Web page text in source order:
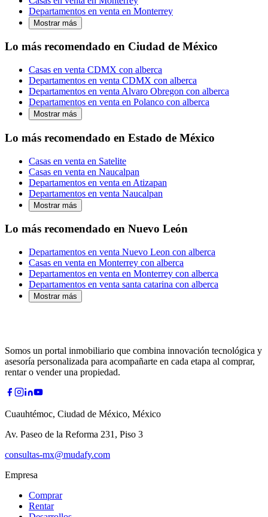
Departamentos en venta en Monterrey
Mostrar más
Lo más recomendado en Ciudad de México
Casas en venta CDMX con alberca
Departamentos en venta CDMX con alberca
Departamentos en venta Alvaro Obregon con alberca
Departamentos en venta en Polanco con alberca
Mostrar más
Lo más recomendado en Estado de México
Casas en venta en Satelite
Casas en venta en Naucalpan
Departamentos en venta en Atizapan
Departamentos en venta Naucalpan
Mostrar más
Lo más recomendado en Nuevo León
Departamentos en venta Nuevo Leon con alberca
Casas en venta en Monterrey con alberca
Departamentos en venta en Monterrey con alberca
Departamentos en venta santa catarina con alberca
Mostrar más
Somos un portal inmobiliario que combina innovación tecnológica y
asesoría personalizada para acompañarte en cada etapa al comprar,
rentar o vender una propiedad.
Cuauhtémoc, Ciudad de México, México
Av. Paseo de la Reforma 231, Piso 3
consultas-mx@mudafy.com
Empresa
Comprar
Rentar